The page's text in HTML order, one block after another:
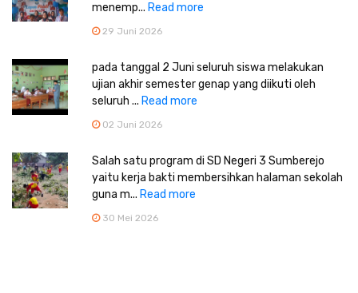
menemp... Read more
29 Juni 2026
pada tanggal 2 Juni seluruh siswa melakukan
ujian akhir semester genap yang diikuti oleh
seluruh ... Read more
02 Juni 2026
Salah satu program di SD Negeri 3 Sumberejo
yaitu kerja bakti membersihkan halaman sekolah
guna m... Read more
30 Mei 2026